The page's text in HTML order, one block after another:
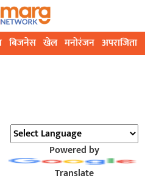
बिजनेस खेल मनोरंजन अपराजिता
Powered by
Translate